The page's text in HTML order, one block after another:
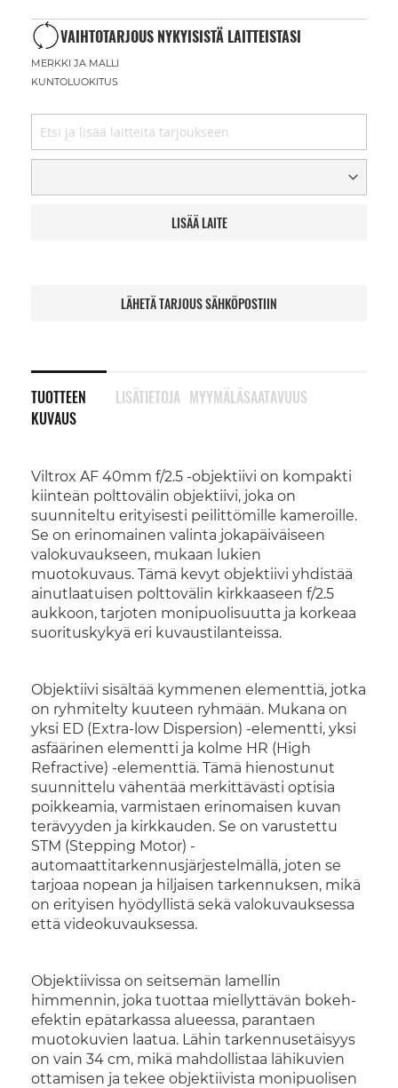
VAIHTOTARJOUS NYKYISISTÄ LAITTEISTASI
MERKKI JA MALLI
KUNTOLUOKITUS
LISÄÄ LAITE
LÄHETÄ TARJOUS SÄHKÖPOSTIIN
TUOTTEEN
KUVAUS
Viltrox AF 40mm f/2.5 -objektiivi on kompakti
kiinteän polttovälin objektiivi, joka on
suunniteltu erityisesti peilittömille kameroille.
Se on erinomainen valinta jokapäiväiseen
valokuvaukseen, mukaan lukien
muotokuvaus. Tämä kevyt objektiivi yhdistää
ainutlaatuisen polttovälin kirkkaaseen f/2.5
aukkoon, tarjoten monipuolisuutta ja korkeaa
suorituskykyä eri kuvaustilanteissa.
Objektiivi sisältää kymmenen elementtiä, jotka
on ryhmitelty kuuteen ryhmään. Mukana on
yksi ED (Extra-low Dispersion) -elementti, yksi
asfäärinen elementti ja kolme HR (High
Refractive) -elementtiä. Tämä hienostunut
suunnittelu vähentää merkittävästi optisia
poikkeamia, varmistaen erinomaisen kuvan
terävyyden ja kirkkauden. Se on varustettu
STM (Stepping Motor) -
automaattitarkennusjärjestelmällä, joten se
tarjoaa nopean ja hiljaisen tarkennuksen, mikä
on erityisen hyödyllistä sekä valokuvauksessa
että videokuvauksessa.
Objektiivissa on seitsemän lamellin
himmennin, joka tuottaa miellyttävän bokeh-
efektin epätarkassa alueessa, parantaen
muotokuvien laatua. Lähin tarkennusetäisyys
on vain 34 cm, mikä mahdollistaa lähikuvien
ottamisen ja tekee objektiivista monipuolisen
LISÄTIETOJA MYYMÄLÄSAATAVUUS